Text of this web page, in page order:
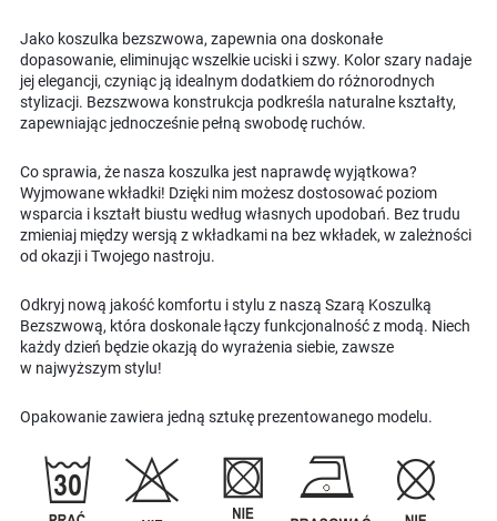
Jako koszulka bezszwowa, zapewnia ona doskonałe
dopasowanie, eliminując wszelkie uciski i szwy. Kolor szary nadaje
jej elegancji, czyniąc ją idealnym dodatkiem do różnorodnych
stylizacji. Bezszwowa konstrukcja podkreśla naturalne kształty,
zapewniając jednocześnie pełną swobodę ruchów.
Co sprawia, że nasza koszulka jest naprawdę wyjątkowa?
Wyjmowane wkładki! Dzięki nim możesz dostosować poziom
wsparcia i kształt biustu według własnych upodobań. Bez trudu
zmieniaj między wersją z wkładkami na bez wkładek, w zależności
od okazji i Twojego nastroju.
Odkryj nową jakość komfortu i stylu z naszą Szarą Koszulką
Bezszwową, która doskonale łączy funkcjonalność z modą. Niech
każdy dzień będzie okazją do wyrażenia siebie, zawsze
w najwyższym stylu!
Opakowanie zawiera jedną sztukę prezentowanego modelu.